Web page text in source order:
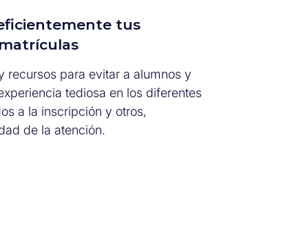
tus
recursos para evitar a alumnos y
tediosa en los diferentes
a la inscripción y otros,
de la atención.